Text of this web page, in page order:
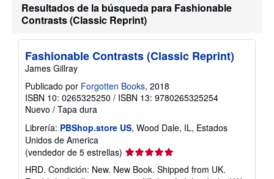
Resultados de la búsqueda para Fashionable
Contrasts (Classic Reprint)
Fashionable Contrasts (Classic Reprint)
James Gillray
Publicado por Forgotten Books, 2018
ISBN 10: 0265325250 / ISBN 13: 9780265325254
Nuevo / Tapa dura
Librería: PBShop.store US, Wood Dale, IL, Estados
Unidos de America
(vendedor de 5 estrellas) Calificación
del
vendedor:
HRD. Condición: New. New Book. Shipped from UK.